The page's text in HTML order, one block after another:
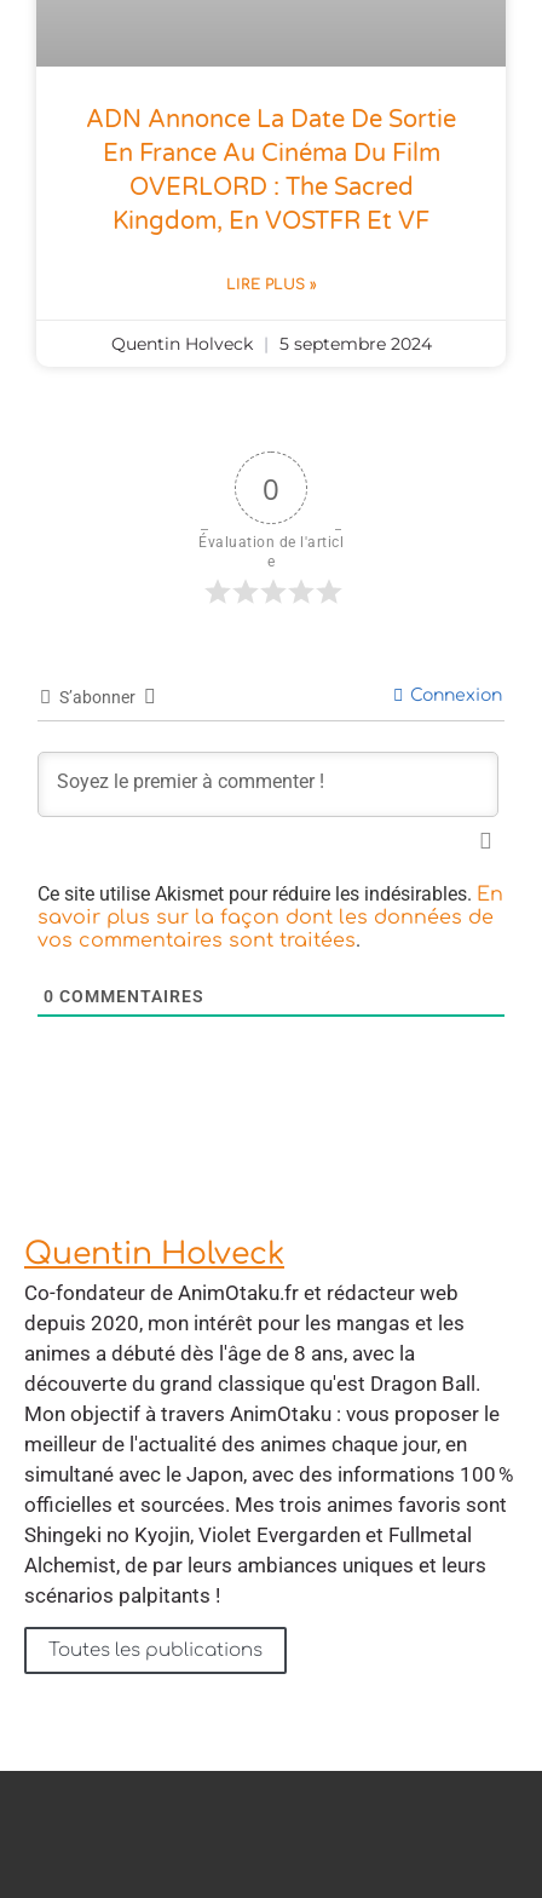
ADN Annonce La Date De Sortie
En France Au Cinéma Du Film
OVERLORD : The Sacred
Kingdom, En VOSTFR Et VF
LIRE PLUS »
Quentin Holveck 5 septembre 2024
0
Évaluation de l'articl
e
S’abonner Connexion
Ce site utilise Akismet pour réduire les indésirables. En
savoir plus sur la façon dont les données de
vos commentaires sont traitées.
0 COMMENTAIRES
Quentin Holveck
Co-fondateur de AnimOtaku.fr et rédacteur web
depuis 2020, mon intérêt pour les mangas et les
animes a débuté dès l'âge de 8 ans, avec la
découverte du grand classique qu'est Dragon Ball.
Mon objectif à travers AnimOtaku : vous proposer le
meilleur de l'actualité des animes chaque jour, en
simultané avec le Japon, avec des informations 100 %
officielles et sourcées. Mes trois animes favoris sont
Shingeki no Kyojin, Violet Evergarden et Fullmetal
Alchemist, de par leurs ambiances uniques et leurs
scénarios palpitants !
Toutes les publications